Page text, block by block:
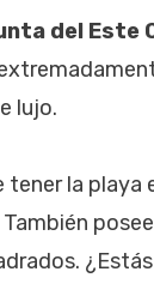
del Este
lujo.
tener la